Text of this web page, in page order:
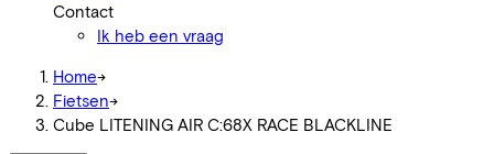
Contact
Ik heb een vraag
Home->
Fietsen->
Cube LITENING AIR C:68X RACE BLACKLINE